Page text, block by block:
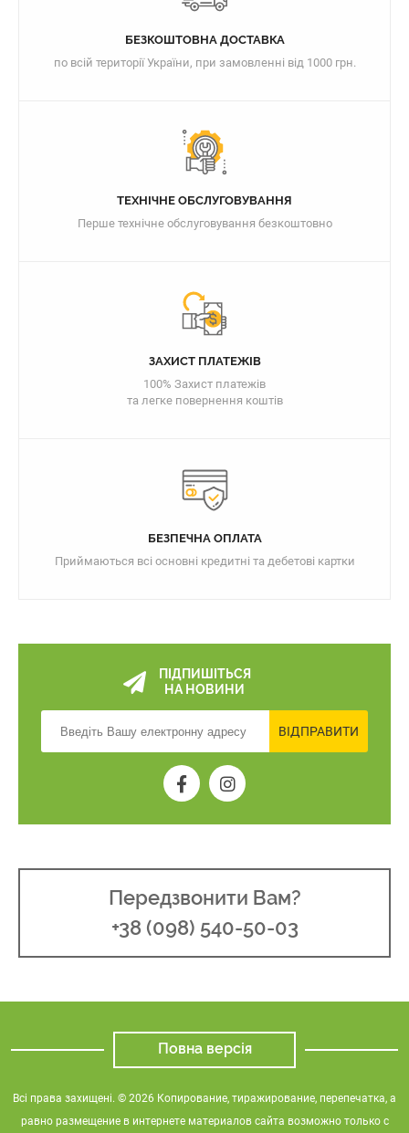
БЕЗКОШТОВНА ДОСТАВКА
по всій території України, при замовленні від 1000 грн.
ТЕХНІЧНЕ ОБСЛУГОВУВАННЯ
Перше технічне обслуговування безкоштовно
ЗАХИСТ ПЛАТЕЖІВ
100% Захист платежів
та легке повернення коштів
БЕЗПЕЧНА ОПЛАТА
Приймаються всі основні кредитні та дебетові картки
ПІДПИШІТЬСЯ
НА НОВИНИ
ВІДПРАВИТИ
Передзвонити Вам?
+38 (098) 540-50-03
Повна версія
Всі права захищені. © 2026 Копирование, тиражирование, перепечатка, а
равно размещение в интернете материалов сайта возможно только с